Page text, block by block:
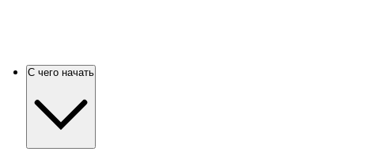
С чего начать